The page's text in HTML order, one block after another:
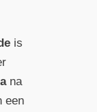
is
na
een